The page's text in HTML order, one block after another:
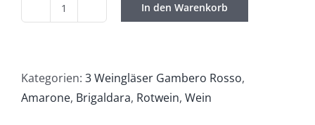
Brigaldara
della
Valpolicella
In den Warenkorb
Kategorien: 3 Weingläser Gambero Rosso,
Amarone, Brigaldara, Rotwein, Wein